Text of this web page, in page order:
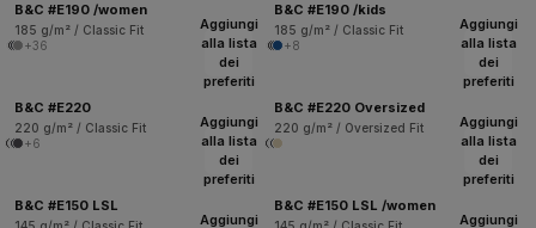
B&C #E190 /women
185 g/m² / Classic Fit
+36
B&C #E190 /kids
185 g/m² / Classic Fit
+8
Aggiungi
alla lista
dei
preferiti
B&C #E220
220 g/m² / Classic Fit
+6
Aggiungi
alla lista
dei
preferiti
B&C #E220 Oversized
220 g/m² / Oversized Fit
Aggiungi
alla lista
dei
preferiti
B&C #E150 LSL
Aggiungi
alla lista
dei
preferiti
B&C #E150 LSL /women
Aggiungi
Aggiungi